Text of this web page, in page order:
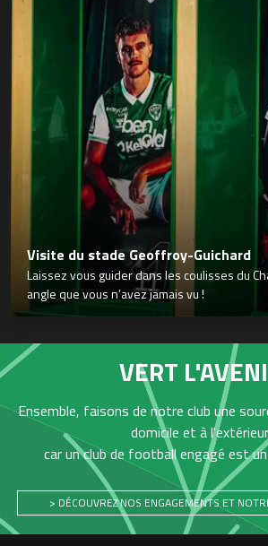
Visite du stade Geoffroy-Guichard
Laissez vous guider dans les coulisses du
angle que vous n’avez jamais vu !
VERT
Ensemble, faisons de notre club une
domicile et à
car un club de football engagé est
> DÉCOUVREZ NOS ENGAGEMENTS ET